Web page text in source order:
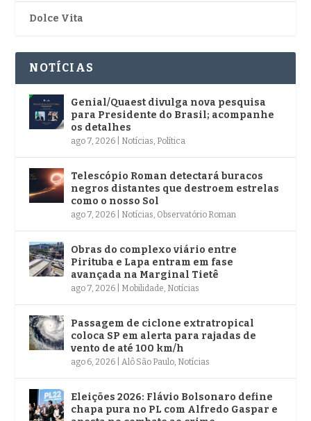
Dolce Vita
NOTÍCIAS
Genial/Quaest divulga nova pesquisa
para Presidente do Brasil; acompanhe
os detalhes
ago 7, 2026 Notícias Política
Telescópio Roman detectará buracos
negros distantes que destroem estrelas
como o nosso Sol
ago 7, 2026 Notícias Observatório Roman
Obras do complexo viário entre
Pirituba e Lapa entram em fase
avançada na Marginal Tietê
ago 7, 2026 Mobilidade Notícias
Passagem de ciclone extratropical
coloca SP em alerta para rajadas de
vento de até 100 km/h
ago 6, 2026 Alô São Paulo Notícias
Eleições 2026: Flávio Bolsonaro define
chapa pura no PL com Alfredo Gaspar e